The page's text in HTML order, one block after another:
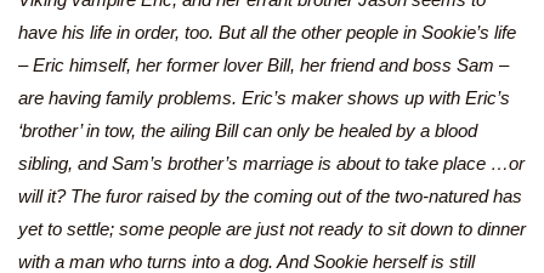
have his life in order, too. But all the other people in Sookie’s life
– Eric himself, her former lover Bill, her friend and boss Sam –
are having family problems. Eric’s maker shows up with Eric’s
‘brother’ in tow, the ailing Bill can only be healed by a blood
sibling, and Sam’s brother’s marriage is about to take place …or
will it? The furor raised by the coming out of the two-natured has
yet to settle; some people are just not ready to sit down to dinner
with a man who turns into a dog. And Sookie herself is still